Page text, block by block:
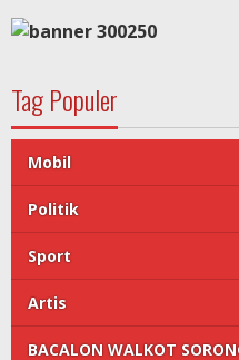
Tag Populer
Mobil
Politik
Sport
Artis
BACALON WALKOT